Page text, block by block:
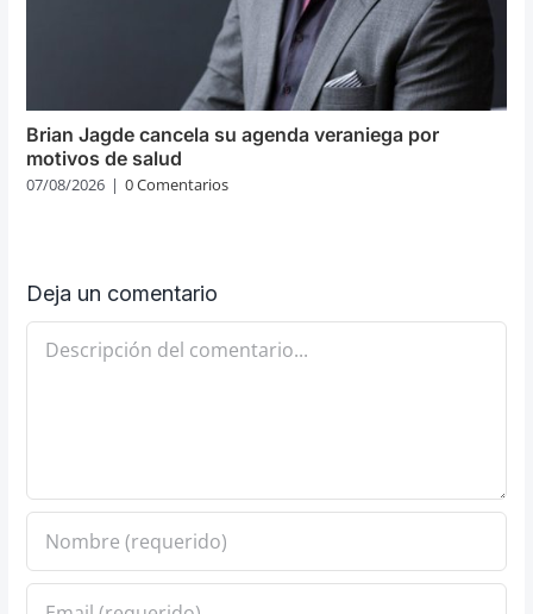
Brian Jagde cancela su agenda veraniega por
motivos de salud
07/08/2026 | 0 Comentarios
Deja un comentario
Comentario